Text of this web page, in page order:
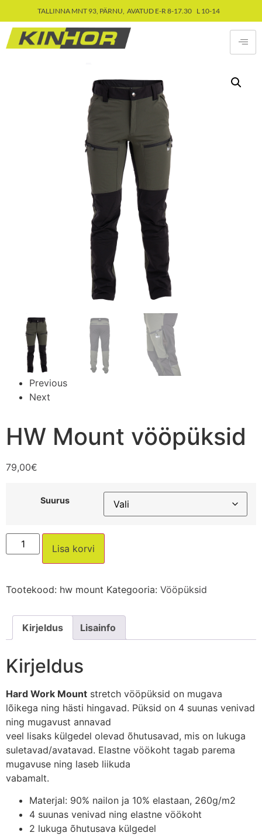
TALLINNA MNT 93, PÄRNU, AVATUD E-R 8-17.30 L 10-14
Previous
Next
HW Mount vööpüksid
79,00€
Suurus
Lisa korvi
Tootekood: hw mount Kategooria: Vööpüksid
Kirjeldus Lisainfo
Kirjeldus
Hard Work Mount stretch vööpüksid on mugava
lõikega ning hästi hingavad. Püksid on 4 suunas venivad
ning mugavust annavad
veel lisaks külgedel olevad õhutusavad, mis on lukuga
suletavad/avatavad. Elastne vöökoht tagab parema
mugavuse ning laseb liikuda
vabamalt.
Materjal: 90% nailon ja 10% elastaan, 260g/m2
4 suunas venivad ning elastne vöökoht
2 lukuga õhutusava külgedel